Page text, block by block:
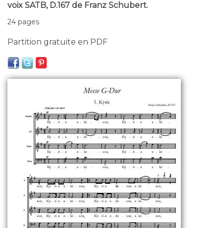
voix SATB, D.167 de Franz Schubert.
24 pages
Partition gratuite en PDF